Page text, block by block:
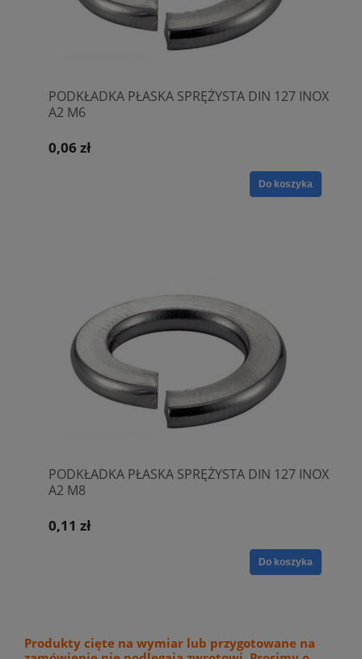
PODKŁADKA PŁASKA SPRĘŻYSTA DIN 127 INOX
A2 M6
0,06 zł
Do koszyka
PODKŁADKA PŁASKA SPRĘŻYSTA DIN 127 INOX
A2 M8
0,11 zł
Do koszyka
Produkty cięte na wymiar lub przygotowane na